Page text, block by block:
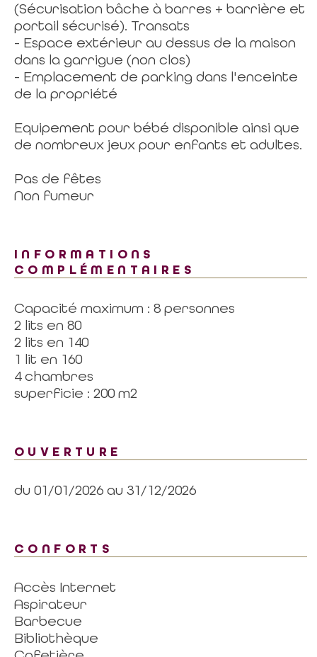
(Sécurisation bâche à barres + barrière et
portail sécurisé). Transats
- Espace extérieur au dessus de la maison
dans la garrigue (non clos)
- Emplacement de parking dans l'enceinte
de la propriété
Equipement pour bébé disponible ainsi que
de nombreux jeux pour enfants et adultes.
Pas de fêtes
Non fumeur
INFORMATIONS
COMPLÉMENTAIRES
Capacité maximum : 8 personnes
2 lits en 80
2 lits en 140
1 lit en 160
4 chambres
superficie : 200 m2
OUVERTURE
du 01/01/2026 au 31/12/2026
CONFORTS
Accès Internet
Aspirateur
Barbecue
Bibliothèque